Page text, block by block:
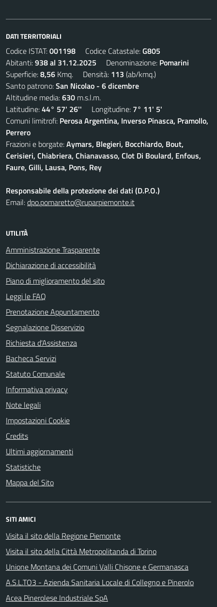
DATI TERRITORIALI
Codice ISTAT:001198 Codice Catastale:G805
Abitanti:938 al 31.12.2025 Denominazione: Pomarini
Superficie:8,56 Kmq. Densità: 113 (ab/kmq.)
Santo patrono:San Nicolao - 6 dicembre
Altitudine media:630 m.s.l.m.
Latitudine:44° 57' 26'' Longitudine: 7° 11' 5'
Comuni limitrofi: Perosa Argentina, Inverso Pinasca, Pramollo,
Perrero
Frazioni e borgate:Aymars, Blegieri, Bocchiardo, Bout,
Cerisieri, Chiabriera, Chianavasso, Clot Di Boulard, Enfous,
Faure, Gilli, Lausa, Pons, Rey
Responsabile della protezione dei dati (D.P.O.)
Email:dpo.pomaretto@ruparpiemonte.it
UTILITÀ
Amministrazione Trasparente
Dichiarazione di accessibilità
Piano di miglioramento del sito
Leggi le FAQ
Prenotazione Appuntamento
Segnalazione Disservizio
Richiesta d'Assistenza
Bacheca Servizi
Statuto Comunale
Informativa privacy
Note legali
Impostazioni Cookie
Credits
Ultimi aggiornamenti
Statistiche
Mappa del Sito
SITI AMICI
Visita il sito della Regione Piemonte
Visita il sito della Città Metropolitanda di Torino
Unione Montana dei Comuni Valli Chisone e Germanasca
A.S.L.TO3 - Azienda Sanitaria Locale di Collegno e Pinerolo
Acea Pinerolese Industriale SpA